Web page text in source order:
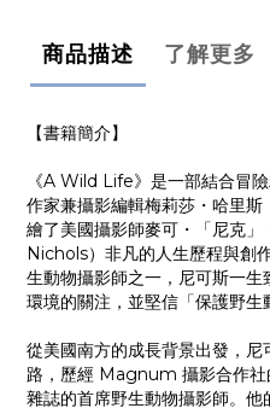
商品描述 了解更多
【書籍簡介】
《A Wild Life》是一部結合冒
作家兼攝影編輯梅莉莎・哈里
繪了美國攝影師麥可・「尼克
Nichols）非凡的人生歷程與創
生動物攝影師之一，尼可斯一
環境的關注，並堅信「保護野生
從美國南方的成長背景出發，
路，歷經 Magnum 攝影合作社
雜誌的首席野生動物攝影師。